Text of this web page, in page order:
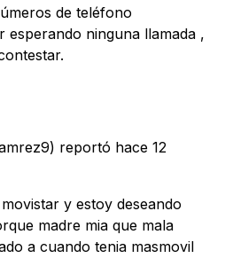
de teléfono
esperando ninguna llamada ,
reportó hace 12
y estoy deseando
madre mia que mala
a cuando tenia masmovil